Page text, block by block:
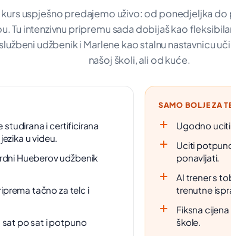
uspješno predajemo uživo: od ponedjeljka do
Tu intenzivnu pripremu sada dobijaš kao
udžbenik i Marlene kao stalnu nastavnicu
našoj školi, ali od kuće.
studirana i certificirana
u videu.
Hueberov udžbenik
tačno za telc i
sat po sat i potpuno
SAMO BOLJE ZA
Ugodno
Uciti
ponavljati.
AI trener s
trenutne
Fiksna
škole.